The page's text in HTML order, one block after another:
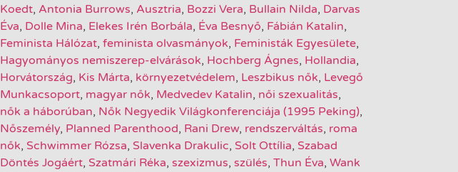
Koedt, Antonia Burrows, Ausztria, Bozzi Vera, Bullain Nilda, Darvas
Éva, Dolle Mina, Elekes Irén Borbála, Éva Besnyő, Fábián Katalin,
Feminista Hálózat, feminista olvasmányok, Feministák Egyesülete,
Hagyományos nemiszerep-elvárások, Hochberg Ágnes, Hollandia,
Horvátország, Kis Márta, környezetvédelem, Leszbikus nők, Levegő
Munkacsoport, magyar nők, Medvedev Katalin, női szexualitás,
nők a háborúban, Nők Negyedik Világkonferenciája (1995 Peking),
Nőszemély, Planned Parenthood, Rani Drew, rendszerváltás, roma
nők, Schwimmer Rózsa, Slavenka Drakulic, Solt Ottília, Szabad
Döntés Jogáért, Szatmári Réka, szexizmus, szülés, Thun Éva, Wank